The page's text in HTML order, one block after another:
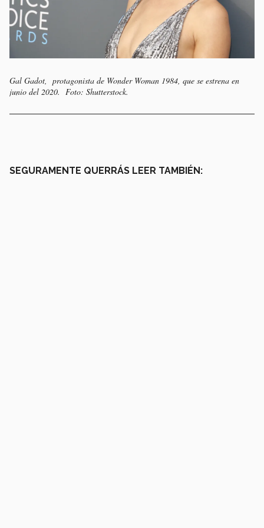
Gal Gadot, protagonista de Wonder Woman 1984, que se estrena en
junio del 2020. Foto: Shutterstock.
SEGURAMENTE QUERRÁS LEER TAMBIÉN: